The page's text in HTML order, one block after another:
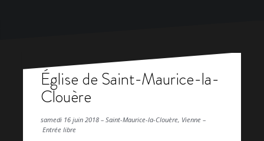
Église de Saint-Maurice-la-
Clouère
samedi 16 juin 2018 – Saint-Maurice-la-Clouère, Vienne –
Entrée libre